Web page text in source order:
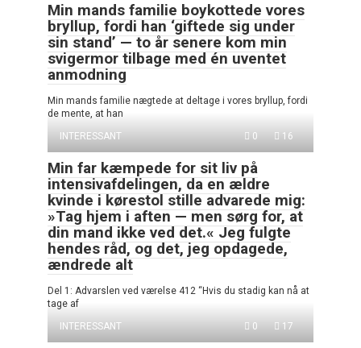
Min mands familie boykottede vores
bryllup, fordi han ‘giftede sig under
sin stand’ — to år senere kom min
svigermor tilbage med én uventet
anmodning
Min mands familie nægtede at deltage i vores bryllup, fordi
de mente, at han
INTERESSANT
0 16
Min far kæmpede for sit liv på
intensivafdelingen, da en ældre
kvinde i kørestol stille advarede mig:
»Tag hjem i aften — men sørg for, at
din mand ikke ved det.« Jeg fulgte
hendes råd, og det, jeg opdagede,
ændrede alt
Del 1: Advarslen ved værelse 412 “Hvis du stadig kan nå at
tage af
INTERESSANT
0 17